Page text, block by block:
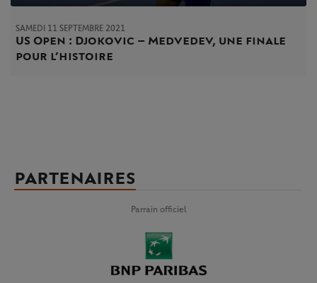
SAMEDI 11 SEPTEMBRE 2021
US Open : Djokovic – Medvedev, une finale
pour l’histoire
PARTENAIRES
Parrain officiel